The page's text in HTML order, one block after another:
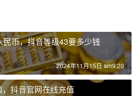
币，抖音等级43要多少钱
2024年11月15日 am9:20
抖音官网在线充值